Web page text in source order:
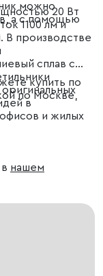
можно
а с помощью
20 Вт
1100 лм и
В производстве
сплав с
в
и жилых
купить по
по Москве,
нашем